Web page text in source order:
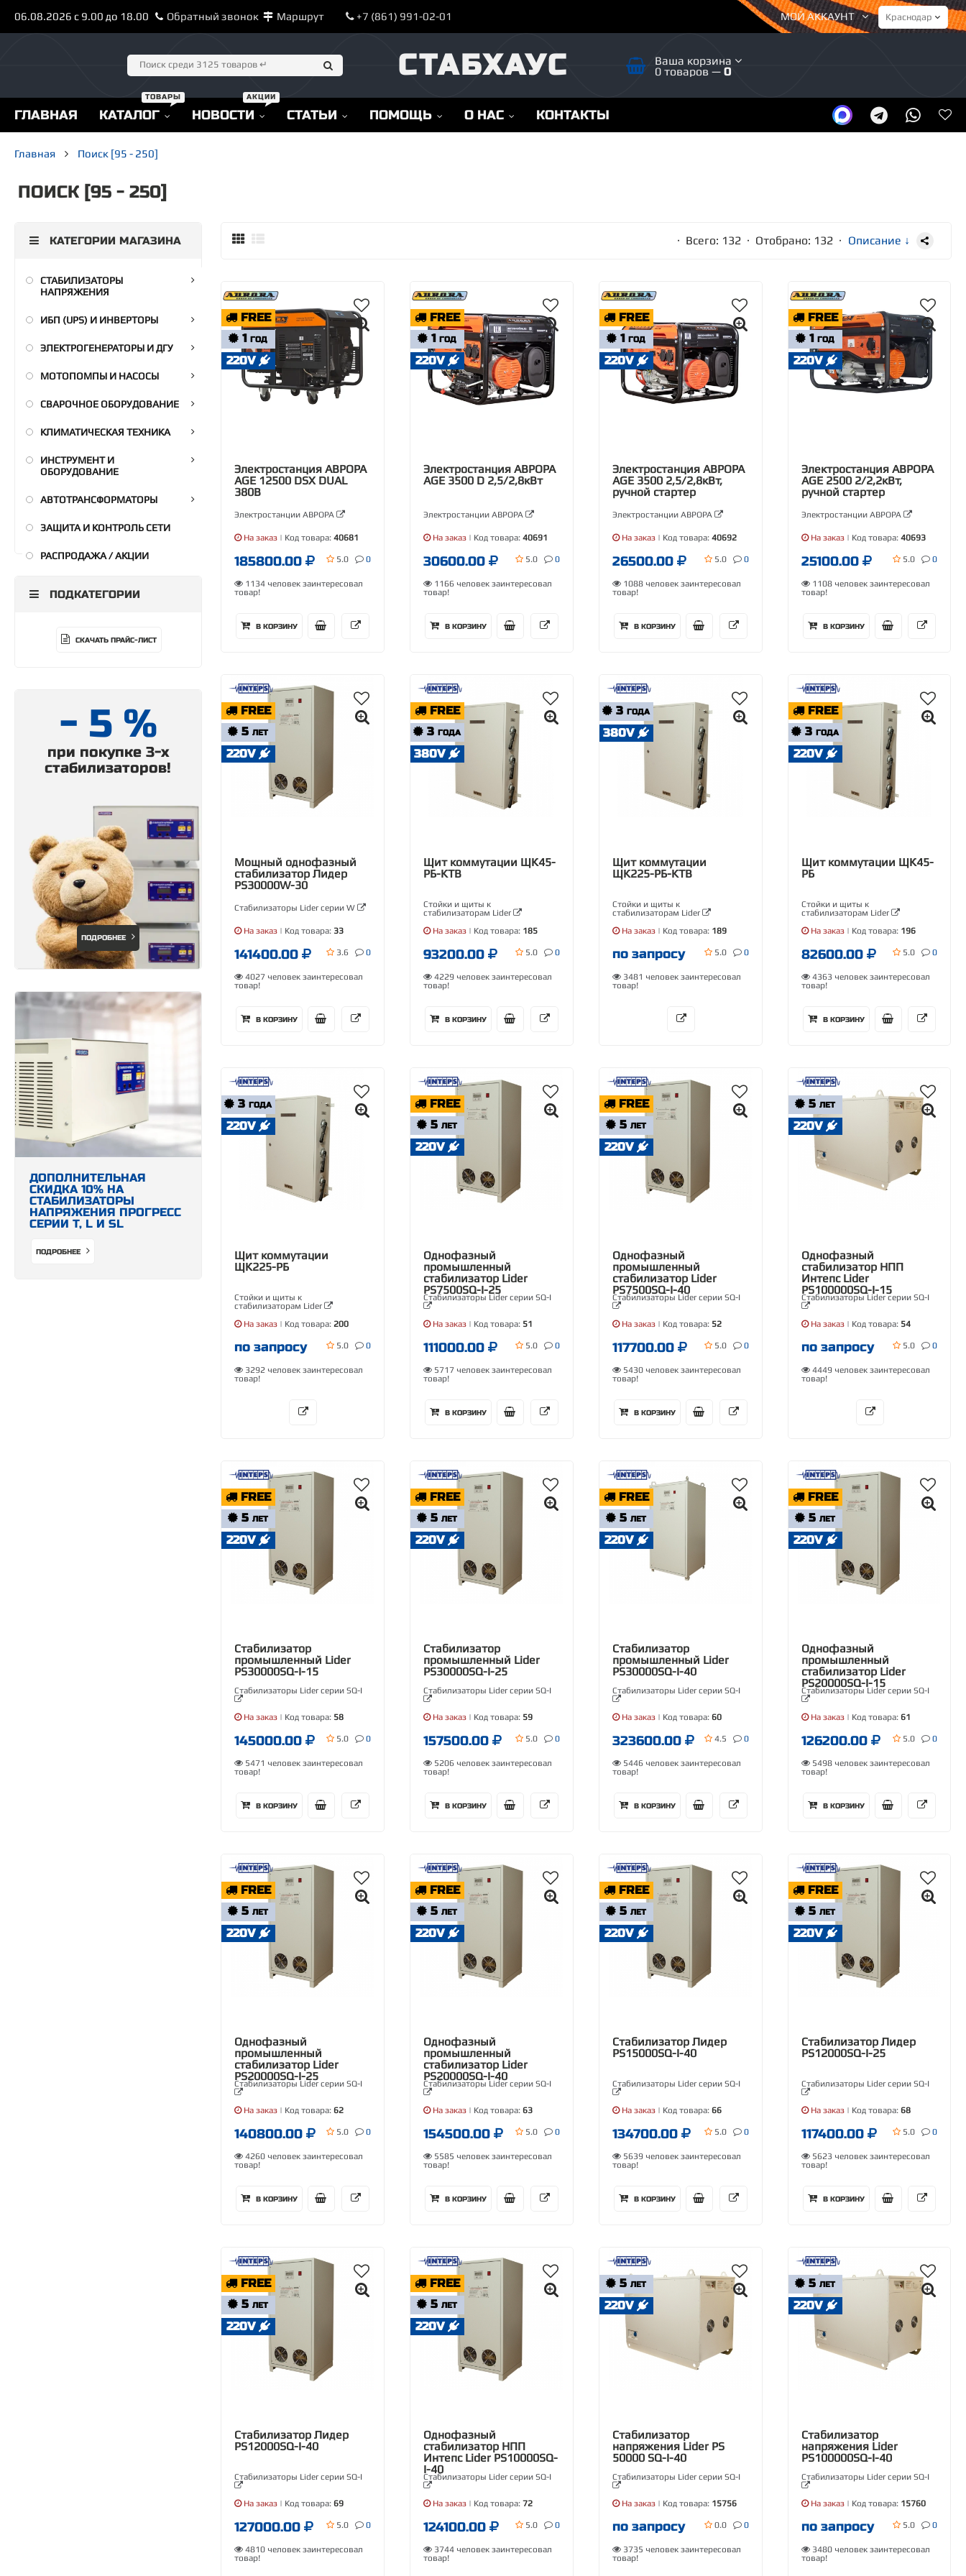
МОЙ АККАУНТ
06.08.2026 с 9.00 до 18.00 Обратный звонок Маршрут +7 (861) 991-02-01
СТАБХАУС Ваша корзина
0 товаров — 0
ГЛАВНАЯ КАТАЛОГ НОВОСТИ СТАТЬИ ПОМОЩЬ О НАС КОНТАКТЫ
Главная Поиск [95 - 250]
ПОИСК [95 - 250]
· Всего: 132 · Отобрано: 132 · Описание ↓
FREE
1ГОД
220V
Электростанция АВРОРА
AGE 12500 DSX DUAL
380В
Электростанции АВРОРА
На заказ| Код товара: 40681
185800.00 5.0 0
1134 человек заинтересовал
товар!
В КОРЗИНУ
FREE
1ГОД
220V
Электростанция АВРОРА
AGE 3500 D 2,5/2,8кВт
Электростанции АВРОРА
На заказ| Код товара: 40691
30600.00 5.0 0
1166 человек заинтересовал
товар!
В КОРЗИНУ
FREE
1ГОД
220V
Электростанция АВРОРА
AGE 3500 2,5/2,8кВт,
ручной стартер
Электростанции АВРОРА
На заказ| Код товара: 40692
26500.00 5.0 0
1088 человек заинтересовал
товар!
В КОРЗИНУ
FREE
1ГОД
220V
Электростанция АВРОРА
AGE 2500 2/2,2кВт,
ручной стартер
Электростанции АВРОРА
На заказ| Код товара: 40693
25100.00 5.0 0
1108 человек заинтересовал
товар!
В КОРЗИНУ
FREE
5ЛЕТ
220V
Мощный однофазный
стабилизатор Лидер
PS30000W-30
Стабилизаторы Lider серии W
На заказ| Код товара: 33
141400.00 3.6 0
4027 человек заинтересовал
товар!
В КОРЗИНУ
FREE
3ГОДА
380V
Щит коммутации ЩК45-
РБ-КТВ
Стойки и щиты к
стабилизаторам Lider
На заказ| Код товара: 185
93200.00 5.0 0
4229 человек заинтересовал
товар!
В КОРЗИНУ
3ГОДА
380V
Щит коммутации
ЩК225-РБ-КТВ
Стойки и щиты к
стабилизаторам Lider
На заказ| Код товара: 189
по запросу 5.0 0
3481 человек заинтересовал
товар!
FREE
3ГОДА
220V
Щит коммутации ЩК45-
РБ
Стойки и щиты к
стабилизаторам Lider
На заказ| Код товара: 196
82600.00 5.0 0
4363 человек заинтересовал
товар!
В КОРЗИНУ
3ГОДА
220V
Щит коммутации
ЩК225-РБ
Стойки и щиты к
стабилизаторам Lider
На заказ| Код товара: 200
по запросу 5.0 0
3292 человек заинтересовал
товар!
FREE
5ЛЕТ
220V
Однофазный
промышленный
стабилизатор Lider
PS7500SQ-I-25
Стабилизаторы Lider серии SQ-I
На заказ| Код товара: 51
111000.00 5.0 0
5717 человек заинтересовал
товар!
В КОРЗИНУ
FREE
5ЛЕТ
220V
Однофазный
промышленный
стабилизатор Lider
PS7500SQ-I-40
Стабилизаторы Lider серии SQ-I
На заказ| Код товара: 52
117700.00 5.0 0
5430 человек заинтересовал
товар!
В КОРЗИНУ
5ЛЕТ
220V
Однофазный
стабилизатор НПП
Интепс Lider
PS100000SQ-I-15
Стабилизаторы Lider серии SQ-I
На заказ| Код товара: 54
по запросу 5.0 0
4449 человек заинтересовал
товар!
FREE
5ЛЕТ
220V
Стабилизатор
промышленный Lider
PS30000SQ-I-15
Стабилизаторы Lider серии SQ-I
На заказ| Код товара: 58
145000.00 5.0 0
5471 человек заинтересовал
товар!
В КОРЗИНУ
FREE
5ЛЕТ
220V
Стабилизатор
промышленный Lider
PS30000SQ-I-25
Стабилизаторы Lider серии SQ-I
На заказ| Код товара: 59
157500.00 5.0 0
5206 человек заинтересовал
товар!
В КОРЗИНУ
FREE
5ЛЕТ
220V
Стабилизатор
промышленный Lider
PS30000SQ-I-40
Стабилизаторы Lider серии SQ-I
На заказ| Код товара: 60
323600.00 4.5 0
5446 человек заинтересовал
товар!
В КОРЗИНУ
FREE
5ЛЕТ
220V
Однофазный
промышленный
стабилизатор Lider
PS20000SQ-I-15
Стабилизаторы Lider серии SQ-I
На заказ| Код товара: 61
126200.00 5.0 0
5498 человек заинтересовал
товар!
В КОРЗИНУ
FREE
5ЛЕТ
220V
Однофазный
промышленный
стабилизатор Lider
PS20000SQ-I-25
Стабилизаторы Lider серии SQ-I
На заказ| Код товара: 62
140800.00 5.0 0
4260 человек заинтересовал
товар!
В КОРЗИНУ
FREE
5ЛЕТ
220V
Однофазный
промышленный
стабилизатор Lider
PS20000SQ-I-40
Стабилизаторы Lider серии SQ-I
На заказ| Код товара: 63
154500.00 5.0 0
5585 человек заинтересовал
товар!
В КОРЗИНУ
FREE
5ЛЕТ
220V
Стабилизатор Лидер
PS15000SQ-I-40
Стабилизаторы Lider серии SQ-I
На заказ| Код товара: 66
134700.00 5.0 0
5639 человек заинтересовал
товар!
В КОРЗИНУ
FREE
5ЛЕТ
220V
Стабилизатор Лидер
PS12000SQ-I-25
Стабилизаторы Lider серии SQ-I
На заказ| Код товара: 68
117400.00 5.0 0
5623 человек заинтересовал
товар!
В КОРЗИНУ
FREE
5ЛЕТ
220V
Стабилизатор Лидер
PS12000SQ-I-40
Стабилизаторы Lider серии SQ-I
На заказ| Код товара: 69
127000.00 5.0 0
4810 человек заинтересовал
товар!
FREE
5ЛЕТ
220V
Однофазный
стабилизатор НПП
Интепс Lider PS10000SQ-
I-40
Стабилизаторы Lider серии SQ-I
На заказ| Код товара: 72
124100.00 5.0 0
3744 человек заинтересовал
товар!
5ЛЕТ
220V
Стабилизатор
напряжения Lider PS
50000 SQ-I-40
Стабилизаторы Lider серии SQ-I
На заказ| Код товара: 15756
по запросу 0.0 0
3735 человек заинтересовал
товар!
5ЛЕТ
220V
Стабилизатор
напряжения Lider
PS100000SQ-I-40
Стабилизаторы Lider серии SQ-I
На заказ| Код товара: 15760
по запросу 5.0 0
3480 человек заинтересовал
товар!
КАТЕГОРИИ МАГАЗИНА
СТАБИЛИЗАТОРЫ
НАПРЯЖЕНИЯ
ИБП (UPS) И ИНВЕРТОРЫ
ЭЛЕКТРОГЕНЕРАТОРЫ И ДГУ
МОТОПОМПЫ И НАСОСЫ
СВАРОЧНОЕ ОБОРУДОВАНИЕ
КЛИМАТИЧЕСКАЯ ТЕХНИКА
ИНСТРУМЕНТ И
ОБОРУДОВАНИЕ
АВТОТРАНСФОРМАТОРЫ
ЗАЩИТА И КОНТРОЛЬ СЕТИ
РАСПРОДАЖА / АКЦИИ
ПОДКАТЕГОРИИ
СКАЧАТЬ ПРАЙС-ЛИСТ
- 5 %
при покупке 3-х
стабилизаторов!
ПОДРОБНЕЕ
ДОПОЛНИТЕЛЬНАЯ
СКИДКА 10% НА
СТАБИЛИЗАТОРЫ
НАПРЯЖЕНИЯ ПРОГРЕСС
СЕРИИ Т, L И SL
ПОДРОБНЕЕ